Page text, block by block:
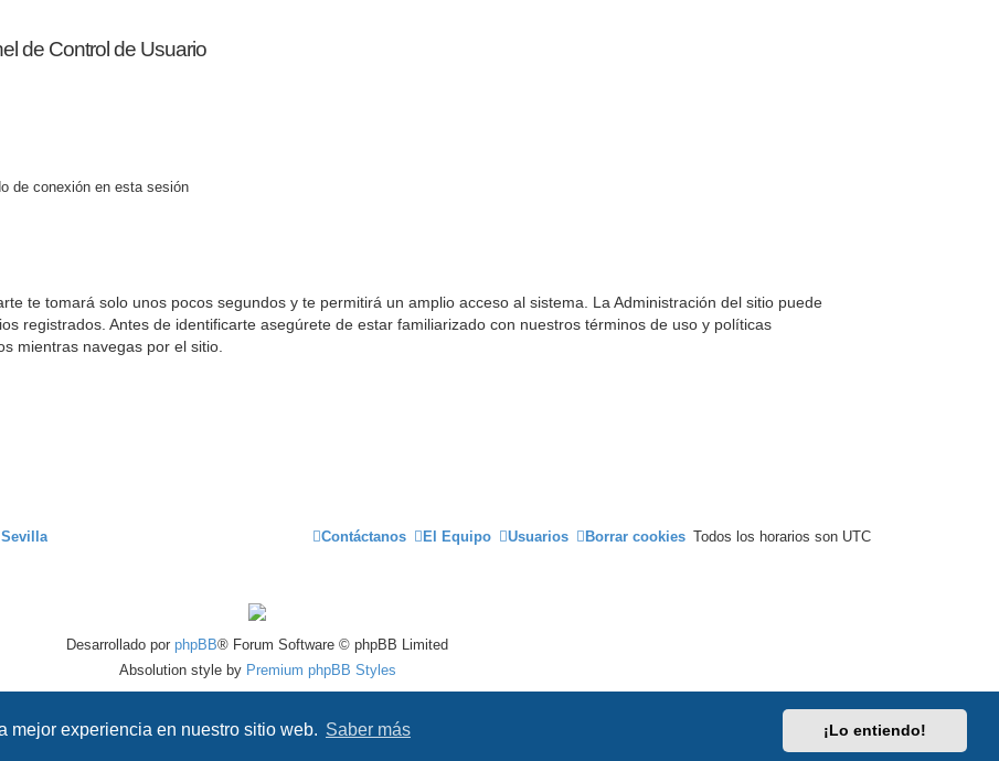
mejor experiencia en nuestro sitio web. Saber más ¡Lo entiendo!
de Control de Usuario
de conexión en esta sesión
te tomará solo unos pocos segundos y te permitirá un amplio acceso al sistema. La Administración del sitio puede
registrados. Antes de identificarte asegúrete de estar familiarizado con nuestros términos de uso y políticas
mientras navegas por el sitio.
Todos los horarios son UTC
Borrar cookies
Usuarios
El Equipo
Contáctanos
Desarrollado por phpBB® Forum Software © phpBB Limited
Absolution style by Premium phpBB Styles
Traducción al español por
phpBB España